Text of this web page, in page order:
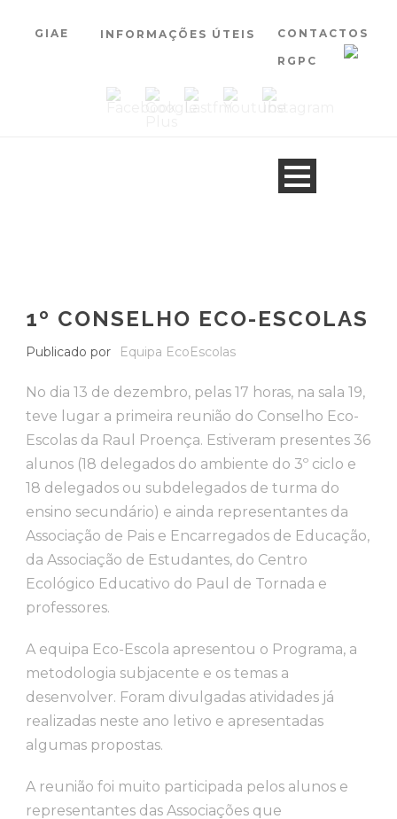
GIAE INFORMAÇÕES ÚTEIS CONTACTOS
RGPC
1º CONSELHO ECO-ESCOLAS
Publicado por Equipa EcoEscolas
No dia 13 de dezembro, pelas 17 horas, na sala 19,
teve lugar a primeira reunião do Conselho Eco-
Escolas da Raul Proença. Estiveram presentes 36
alunos (18 delegados do ambiente do 3º ciclo e
18 delegados ou subdelegados de turma do
ensino secundário) e ainda representantes da
Associação de Pais e Encarregados de Educação,
da Associação de Estudantes, do Centro
Ecológico Educativo do Paul de Tornada e
professores.
A equipa Eco-Escola apresentou o Programa, a
metodologia subjacente e os temas a
desenvolver. Foram divulgadas atividades já
realizadas neste ano letivo e apresentadas
algumas propostas.
A reunião foi muito participada pelos alunos e
representantes das Associações que